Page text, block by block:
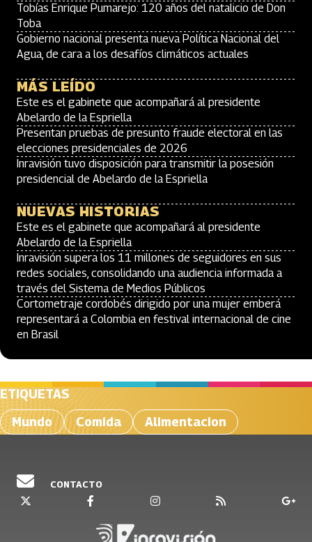
Tobías Enrique Pumarejo: 120 años del natalicio de Don
Toba
Gobierno nacional presenta nueva Política Nacional del
Agua, de cara a los desafíos climáticos actuales
MÁS LEÍDO
Este es el gabinete que acompañará al presidente
Abelardo de la Espriella
Presentan pruebas de presunto fraude electoral en las
elecciones presidenciales de 2026
Inravisión tuvo disposición para transmitir la posesión
presidencial de Abelardo de la Espriella
NUEVAS HISTORIAS
Este es el gabinete que acompañará al presidente
Abelardo de la Espriella
Inravisión supera los 11 millones de seguidores en sus
redes sociales, consolidando una audiencia informada a
través del Sistema de Medios Públicos
Cortometraje cordobés dirigido por una mujer emberá
representará a Colombia en festival internacional de cine
en Brasil
ETIQUETAS
Mundo
Comida Alimentacion
CONTACTO